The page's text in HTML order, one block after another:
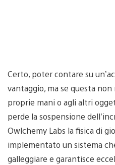
Certo, poter contare su
vantaggio, ma se questa
proprie mani o agli altri
perde la sospensione
Owlchemy Labs la fisica di
implementato un sistema
galleggiare e garantisce